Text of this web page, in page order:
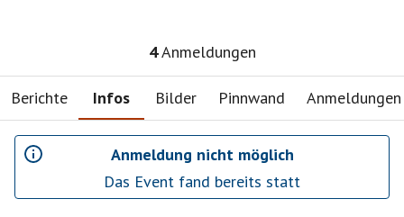
4Anmeldungen
Berichte Infos Bilder Pinnwand Anmeldungen
Anmeldung nicht möglich
Das Event fand bereits statt